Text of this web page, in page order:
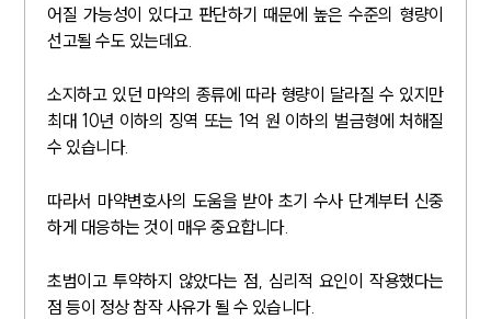
어질 가능성이 있다고 판단하기 때문에 높은 수준의 형량이
선고될 수도 있는데요.
소지하고 있던 마약의 종류에 따라 형량이 달라질 수 있지만
최대 10년 이하의 징역 또는 1억 원 이하의 벌금형에 처해질
수 있습니다.
따라서 마약변호사의 도움을 받아 초기 수사 단계부터 신중
하게 대응하는 것이 매우 중요합니다.
초범이고 투약하지 않았다는 점, 심리적 요인이 작용했다는
점 등이 정상 참작 사유가 될 수 있습니다.